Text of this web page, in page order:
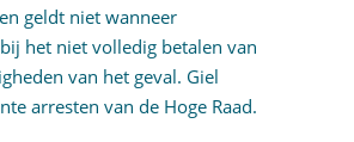
geldt niet wanneer
het niet volledig betalen van
van het geval. Giel
arresten van de Hoge Raad.